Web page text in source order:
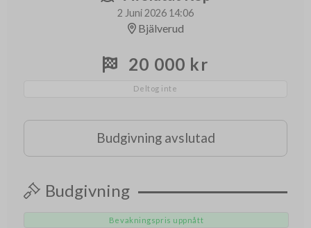
2 Juni 2026 14:06
Bjälverud
20 000 kr
Deltog inte
Budgivning avslutad
Budgivning
Bevakningspris uppnått